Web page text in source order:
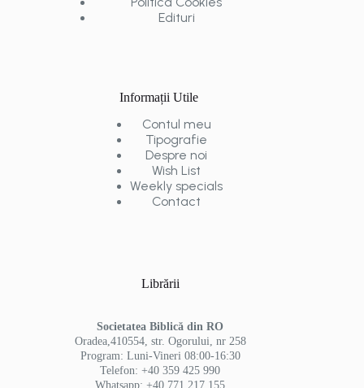
Edituri
Informații Utile
Contul meu
Tipografie
Despre noi
Wish List
Weekly specials
Contact
Librării
Societatea Biblică din RO
Oradea,410554, str. Ogorului, nr 258
Program: Luni-Vineri 08:00-16:30
Telefon: +40 359 425 990
Whatsapp: +40 771 217 155